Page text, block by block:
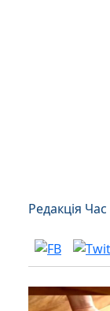
Редакція Час